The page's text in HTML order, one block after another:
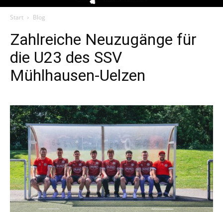
Start Blog
Zahlreiche Neuzugänge für
die U23 des SSV
Mühlhausen-Uelzen